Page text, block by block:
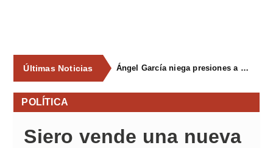
Últimas Noticias Ángel García niega presiones a comercios y asegura que el Ayuntamiento cumple "de manera muy rigurosa" la Ley de Contratos
POLÍTICA
Siero vende una nueva